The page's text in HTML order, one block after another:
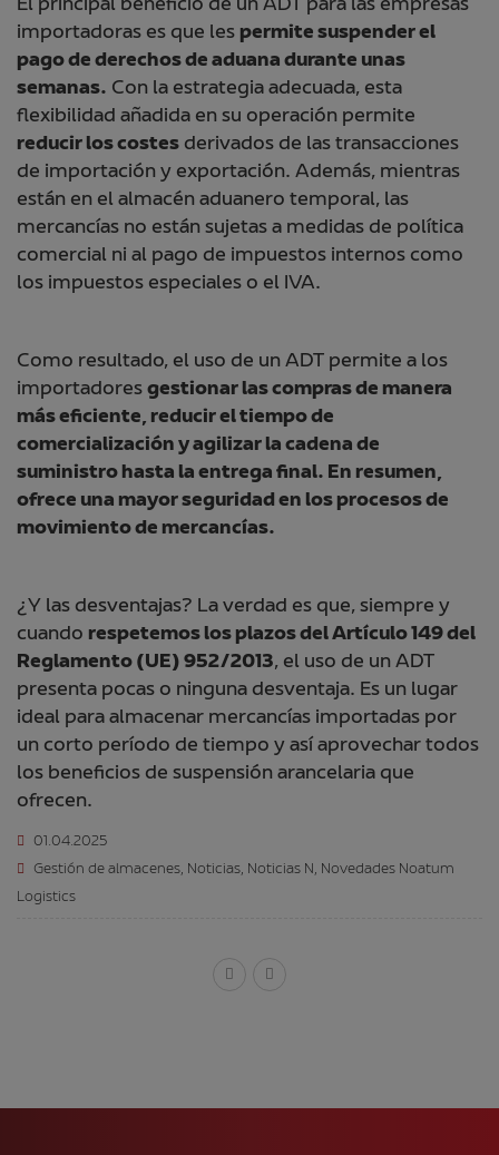
El principal beneficio de un ADT para las empresas
importadoras es que les permite suspender el
pago de derechos de aduana durante unas
semanas. Con la estrategia adecuada, esta
flexibilidad añadida en su operación permite
reducir los costes derivados de las transacciones
de importación y exportación. Además, mientras
están en el almacén aduanero temporal, las
mercancías no están sujetas a medidas de política
comercial ni al pago de impuestos internos como
los impuestos especiales o el IVA.
Como resultado, el uso de un ADT permite a los
importadoresgestionar las compras de manera
más eficiente, reducir el tiempo de
comercialización y agilizar la cadena de
suministro hasta la entrega final. En resumen,
ofrece una mayor seguridad en los procesos de
movimiento de mercancías.
¿Y las desventajas? La verdad es que, siempre y
cuando respetemos los plazos del Artículo 149 del
Reglamento (UE) 952/2013, el uso de un ADT
presenta pocas o ninguna desventaja. Es un lugar
ideal para almacenar mercancías importadas por
un corto período de tiempo y así aprovechar todos
los beneficios de suspensión arancelaria que
ofrecen.
01.04.2025
Gestión de almacenes, Noticias, Noticias N, Novedades Noatum
Logistics